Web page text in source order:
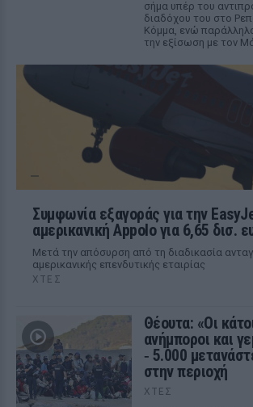
σήμα υπέρ του
διαδόχου του στο
Κόμμα, ενώ
την εξίσωση με τον
Συμφωνία εξαγοράς για την
αμερικανική Appolo για 6,65 δισ.
Μετά την απόσυρση από τη διαδικασία
αμερικανικής επενδυτικής εταιρίας
ΧΤΕΣ
Θέουτα: «Οι
ανήμποροι και
‑ 5.000
στην περιοχή
ΧΤΕΣ